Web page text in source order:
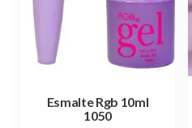
Esmalte Rgb 10ml
1050